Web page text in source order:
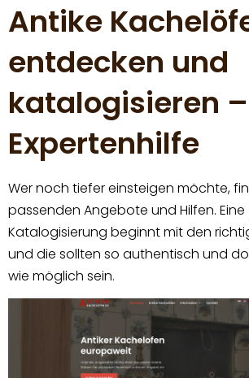
Antike
entdecken und
katalogisieren
Expertenhilfe
Wer noch tiefer einsteigen möchte,
passenden Angebote und Hilfen.
Katalogisierung beginnt mit den
und die sollten so authentisch und
wie möglich sein.